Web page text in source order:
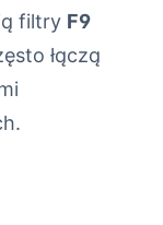
filtry F9
łączą